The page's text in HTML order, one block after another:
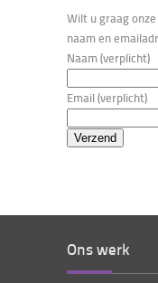
Wilt u graag
naam en
Naam (verplicht)
Email (verplicht)
Ons werk